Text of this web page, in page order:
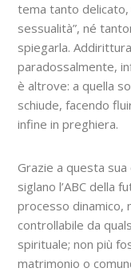
tema tanto
sessualità”, né
spiegarla.
paradossalmente,
è altrove: a quella
schiude, facendo
infine in preghiera.
Grazie a questa sua
siglano l’ABC della
processo dinamico,
controllabile da
spirituale; non più
matrimonio o